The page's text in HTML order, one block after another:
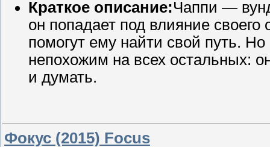
Краткое описание:Чаппи —
он попадает под влияние
помогут ему найти свой путь.
непохожим на всех остальных:
и думать.
Фокус (2015) Focus